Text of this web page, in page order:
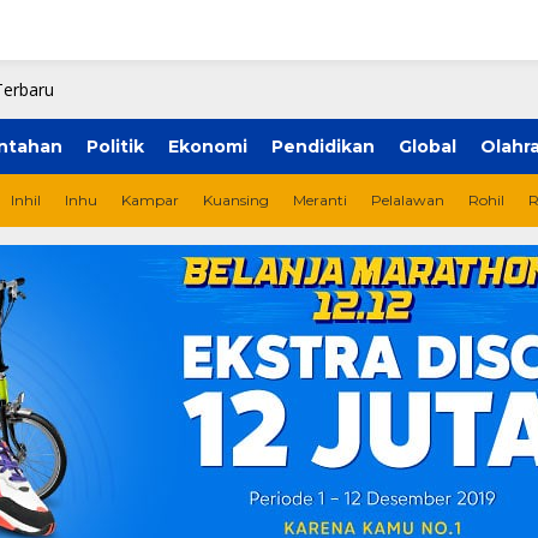
Politik Ekonomi Pendidikan Global
Inhil Inhu Kampar Kuansing Meranti Pelalawan Rohil